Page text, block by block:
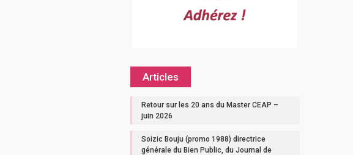
Articles
Retour sur les 20 ans du Master CEAP –
juin 2026
Soizic Bouju (promo 1988) directrice
générale du Bien Public, du Journal de